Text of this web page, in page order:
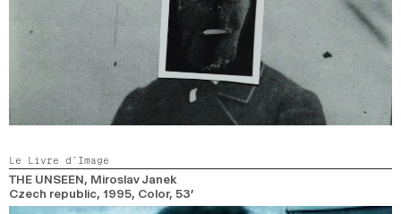
Le Livre d’Image
THE UNSEEN, Miroslav Janek
Czech republic, 1995, Color, 53’